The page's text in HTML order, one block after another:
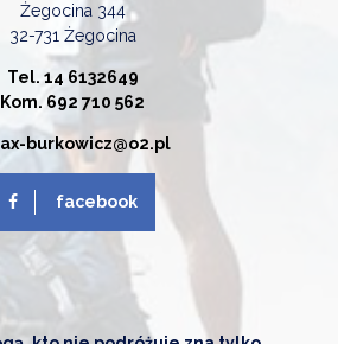
Żegocina 344
32-731 Żegocina
Tel. 14 6132649
Kom. 692 710 562
burkowicz@o2.pl
facebook